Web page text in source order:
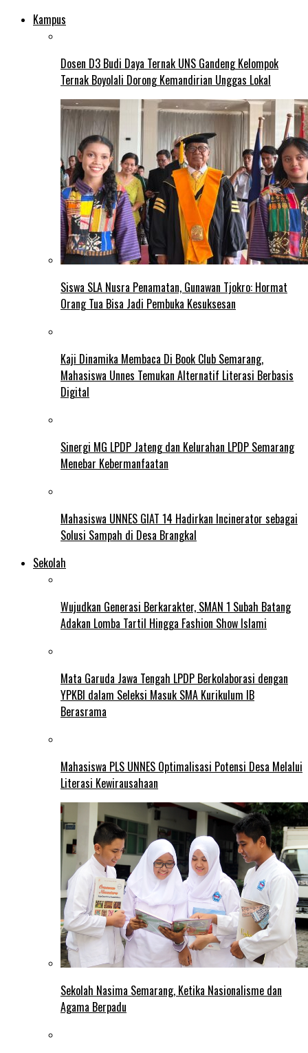
Kampus
Dosen D3 Budi Daya Ternak UNS Gandeng Kelompok
Ternak Boyolali Dorong Kemandirian Unggas Lokal
Siswa SLA Nusra Penamatan, Gunawan Tjokro: Hormat
Orang Tua Bisa Jadi Pembuka Kesuksesan
Kaji Dinamika Membaca Di Book Club Semarang,
Mahasiswa Unnes Temukan Alternatif Literasi Berbasis
Digital
Sinergi MG LPDP Jateng dan Kelurahan LPDP Semarang
Menebar Kebermanfaatan
Mahasiswa UNNES GIAT 14 Hadirkan Incinerator sebagai
Solusi Sampah di Desa Brangkal
Sekolah
Wujudkan Generasi Berkarakter, SMAN 1 Subah Batang
Adakan Lomba Tartil Hingga Fashion Show Islami
Mata Garuda Jawa Tengah LPDP Berkolaborasi dengan
YPKBI dalam Seleksi Masuk SMA Kurikulum IB
Berasrama
Mahasiswa PLS UNNES Optimalisasi Potensi Desa Melalui
Literasi Kewirausahaan
Sekolah Nasima Semarang, Ketika Nasionalisme dan
Agama Berpadu